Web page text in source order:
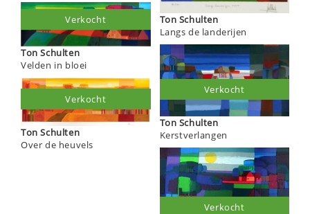
Ton Schulten
Velden in bloei
Verkocht
Ton Schulten
Over de heuvels
Verkocht
Ton Schulten
Langs de landerijen
Ton Schulten
Kerstverlangen
Verkocht
Verkocht